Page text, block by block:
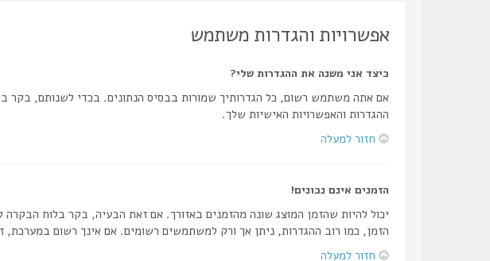
אפשרויות והגדרות משתמש
כיצד אני משנה את ההגדרות שלי?
אם אתה משתמש רשום, כל הגדרותיך שמורות בבסיס הנתונים. בכדי לשנותם,
ההגדרות והאפשרויות האישיות שלך.
חזור למעלה
הזמנים אינם נכונים!
יכול להיות שהזמן המוצג שונה מהזמנים באזורך. אם זאת הבעיה, בקר בלוח הבקרה
הזמן, כמו רוב ההגדרות, ניתן אך ורק למשתמשים רשומים. אם אינך רשום במערכת,
חזור למעלה